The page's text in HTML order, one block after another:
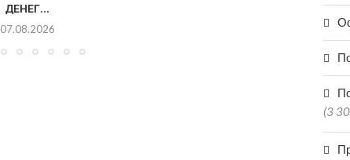
ДЕНЕГ...
07.08.2026
(3